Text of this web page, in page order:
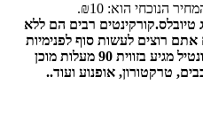
הנוכחי הוא: ₪10.
טיובלס.קורקינטים רבים הם ללא
רוצים לעשות סוף לפנימיות
הוונטיל מגיע בזווית 90 מעלות מוכן
טרקטורון, אופנוע ועוד..